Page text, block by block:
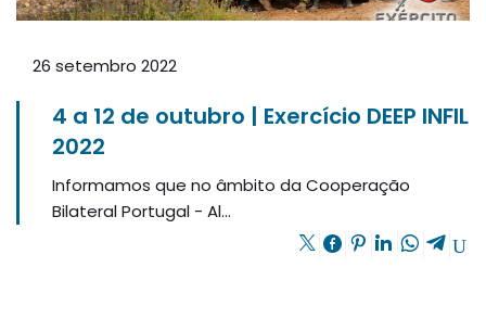
26 setembro 2022
4 a 12 de outubro | Exercício DEEP INFIL
2022
Informamos que no âmbito da Cooperação
Bilateral Portugal - Al...